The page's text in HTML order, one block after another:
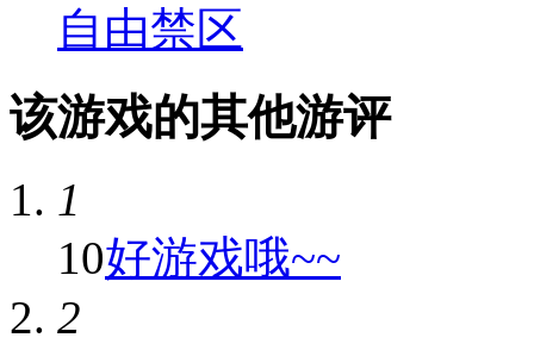
自由禁区
该游戏的其他游评
1
10好游戏哦~~
2